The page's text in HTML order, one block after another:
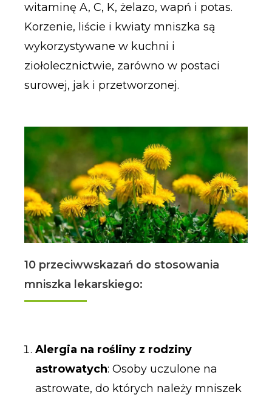
witaminę A, C, K, żelazo, wapń i potas.
Korzenie, liście i kwiaty mniszka są
wykorzystywane w kuchni i
ziołolecznictwie, zarówno w postaci
surowej, jak i przetworzonej.
10 przeciwwskazań do stosowania
mniszka lekarskiego:
Alergia na rośliny z rodziny
astrowatych: Osoby uczulone na
astrowate, do których należy mniszek